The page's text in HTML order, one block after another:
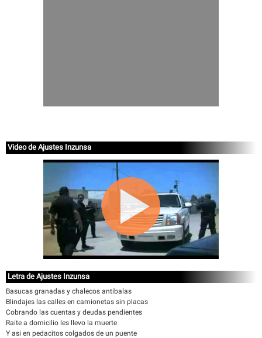
Video de Ajustes Inzunsa
Letra de Ajustes Inzunsa
Basucas granadas y chalecos antibalas
Blindajes las calles en camionetas sin placas
Cobrando las cuentas y deudas pendientes
Raite a domicilio les llevo la muerte
Y asi en pedacitos colgados de un puente